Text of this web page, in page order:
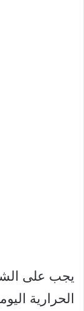
يجب على